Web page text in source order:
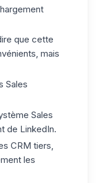
que cette
mais
Sales
Sales
de LinkedIn.
CRM tiers,
les